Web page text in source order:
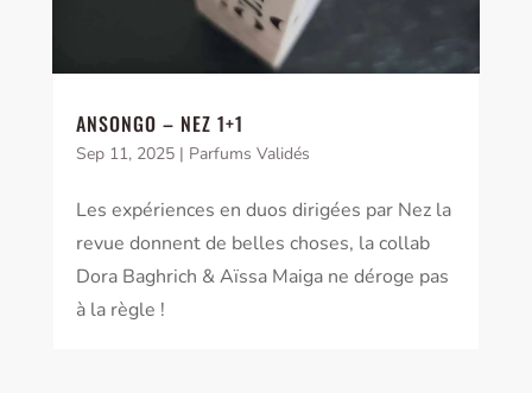
ANSONGO – NEZ 1+1
Sep 11, 2025| Parfums Validés
Les expériences en duos dirigées par Nez la
revue donnent de belles choses, la collab
Dora Baghrich & Aïssa Maiga ne déroge pas
à la règle !